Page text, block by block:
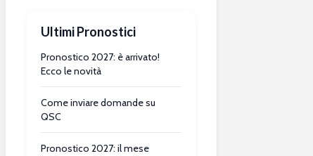
Ultimi Pronostici
Pronostico 2027: è arrivato!
Ecco le novità
Come inviare domande su
QSC
Pronostico 2027: il mese